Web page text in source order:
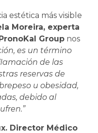
estética más visible
Moreira, experta
Group nos
es un término
de las
reservas de
u obesidad,
debido al
Director Médico